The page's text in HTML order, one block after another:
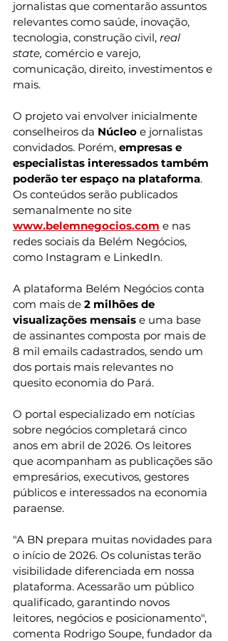
jornalistas que comentarão assuntos
relevantes como saúde, inovação,
tecnologia, construção civil, real
state, comércio e varejo,
comunicação, direito, investimentos e
mais.
O projeto vai envolver inicialmente
conselheiros da Núcleo e jornalistas
convidados. Porém, empresas e
especialistas interessados também
poderão ter espaço na plataforma.
Os conteúdos serão publicados
semanalmente no site
www.belemnegocios.com e nas
redes sociais da Belém Negócios,
como Instagram e LinkedIn.
A plataforma Belém Negócios conta
com mais de 2 milhões de
visualizações mensais e uma base
de assinantes composta por mais de
8 mil emails cadastrados, sendo um
dos portais mais relevantes no
quesito economia do Pará.
O portal especializado em notícias
sobre negócios completará cinco
anos em abril de 2026. Os leitores
que acompanham as publicações são
empresários, executivos, gestores
públicos e interessados na economia
paraense.
"A BN prepara muitas novidades para
o início de 2026. Os colunistas terão
visibilidade diferenciada em nossa
plataforma. Acessarão um público
qualificado, garantindo novos
leitores, negócios e posicionamento",
comenta Rodrigo Soupe, fundador da